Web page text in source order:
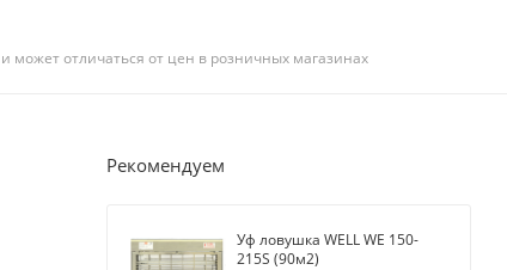
может отличаться от цен в розничных магазинах
Рекомендуем
Уф ловушка WELL WE 150-
215S (90м2)